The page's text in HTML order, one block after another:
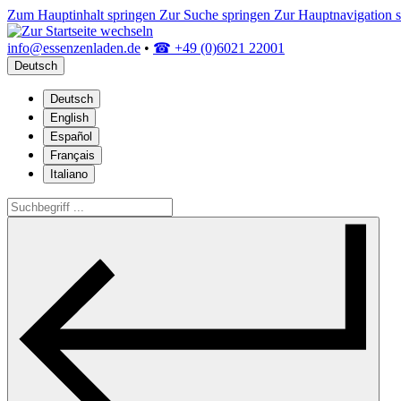
Zum Hauptinhalt springen Zur Suche springen Zur Hauptnavigation
info@essenzenladen.de • ☎ +49 (0)6021 22001
Deutsch
Deutsch
English
Español
Français
Italiano